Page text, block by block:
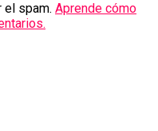
el spam. Aprende cómo